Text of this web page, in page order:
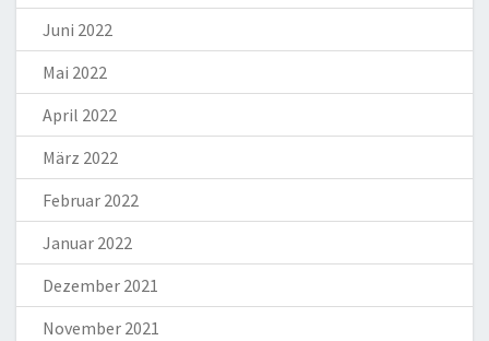
Juni 2022
Mai 2022
April 2022
März 2022
Februar 2022
Januar 2022
Dezember 2021
November 2021